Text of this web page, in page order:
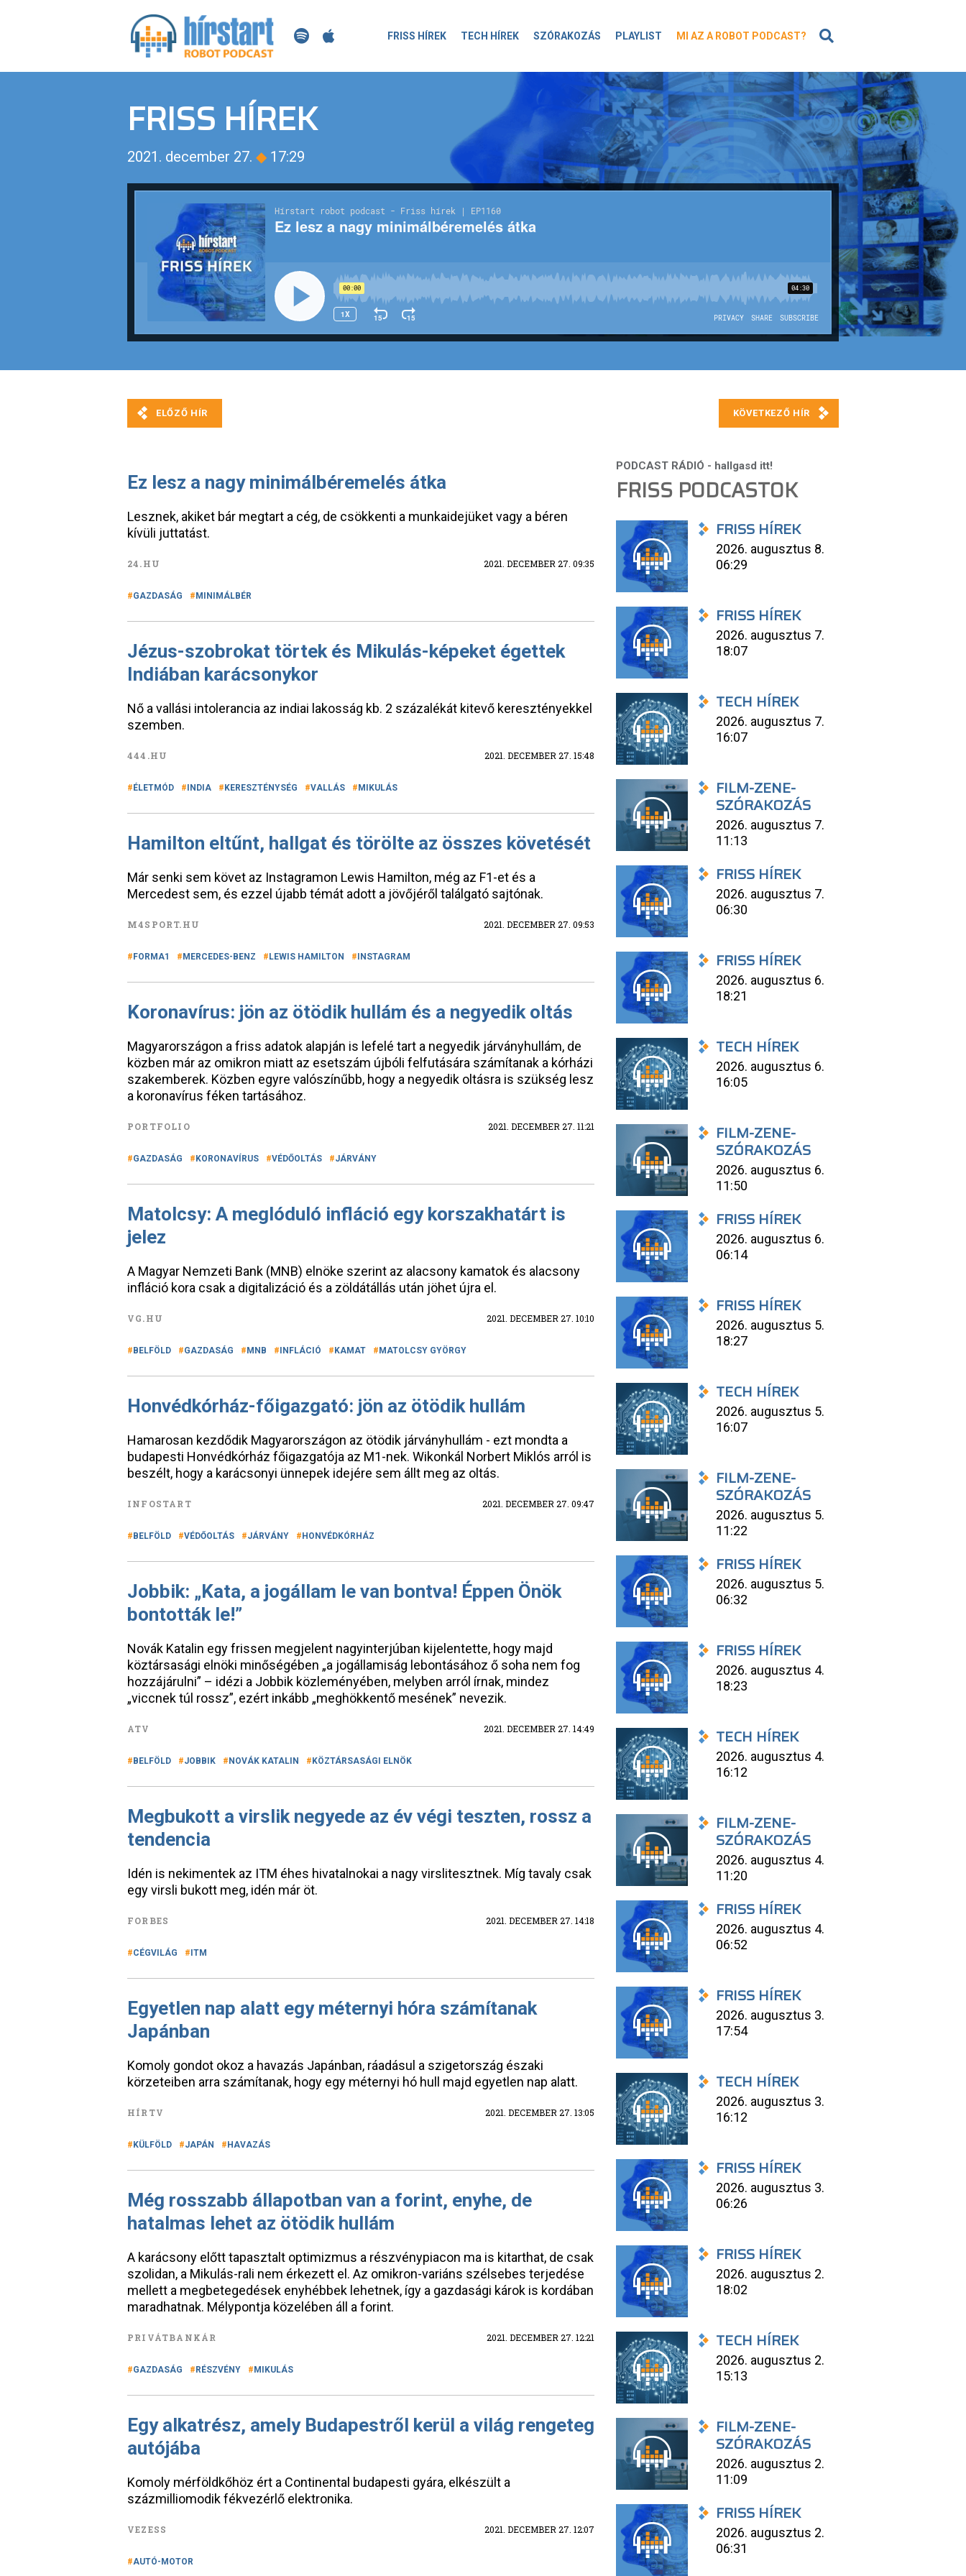
FRISS HÍREK TECH HÍREK SZÓRAKOZÁS PLAYLIST MI AZ A ROBOT PODCAST?
FRISS HÍREK
2021. december 27. ◆ 17:29
Ez lesz a nagy minimálbéremelés átka
Lesznek, akiket bár megtart a cég, de csökkenti a munkaidejüket vagy a béren
kívüli juttatást.
24.HU 2021. DECEMBER 27. 09:35
GAZDASÁG MINIMÁLBÉR
Jézus-szobrokat törtek és Mikulás-képeket égettek
Indiában karácsonykor
Nő a vallási intolerancia az indiai lakosság kb. 2 százalékát kitevő keresztényekkel
szemben.
444.HU 2021. DECEMBER 27. 15:48
ÉLETMÓD INDIA KERESZTÉNYSÉG VALLÁS MIKULÁS
Hamilton eltűnt, hallgat és törölte az összes követését
Már senki sem követ az Instagramon Lewis Hamilton, még az F1-et és a
Mercedest sem, és ezzel újabb témát adott a jövőjéről találgató sajtónak.
M4SPORT.HU 2021. DECEMBER 27. 09:53
FORMA1 MERCEDES-BENZ LEWIS HAMILTON INSTAGRAM
Koronavírus: jön az ötödik hullám és a negyedik oltás
Magyarországon a friss adatok alapján is lefelé tart a negyedik járványhullám, de
közben már az omikron miatt az esetszám újbóli felfutására számítanak a kórházi
szakemberek. Közben egyre valószínűbb, hogy a negyedik oltásra is szükség lesz
a koronavírus féken tartásához.
PORTFOLIO 2021. DECEMBER 27. 11:21
GAZDASÁG KORONAVÍRUS VÉDŐOLTÁS JÁRVÁNY
Matolcsy: A meglóduló infláció egy korszakhatárt is
jelez
A Magyar Nemzeti Bank (MNB) elnöke szerint az alacsony kamatok és alacsony
infláció kora csak a digitalizáció és a zöldátállás után jöhet újra el.
VG.HU 2021. DECEMBER 27. 10:10
BELFÖLD GAZDASÁG MNB INFLÁCIÓ KAMAT MATOLCSY GYÖRGY
Honvédkórház-főigazgató: jön az ötödik hullám
Hamarosan kezdődik Magyarországon az ötödik járványhullám - ezt mondta a
budapesti Honvédkórház főigazgatója az M1-nek. Wikonkál Norbert Miklós arról is
beszélt, hogy a karácsonyi ünnepek idejére sem állt meg az oltás.
INFOSTART 2021. DECEMBER 27. 09:47
BELFÖLD VÉDŐOLTÁS JÁRVÁNY HONVÉDKÓRHÁZ
Jobbik: „Kata, a jogállam le van bontva! Éppen Önök
bontották le!”
Novák Katalin egy frissen megjelent nagyinterjúban kijelentette, hogy majd
köztársasági elnöki minőségében „a jogállamiság lebontásához ő soha nem fog
hozzájárulni” – idézi a Jobbik közleményében, melyben arról írnak, mindez
„viccnek túl rossz”, ezért inkább „meghökkentő mesének” nevezik.
ATV 2021. DECEMBER 27. 14:49
BELFÖLD JOBBIK NOVÁK KATALIN KÖZTÁRSASÁGI ELNÖK
Megbukott a virslik negyede az év végi teszten, rossz a
tendencia
Idén is nekimentek az ITM éhes hivatalnokai a nagy virslitesztnek. Míg tavaly csak
egy virsli bukott meg, idén már öt.
FORBES 2021. DECEMBER 27. 14:18
CÉGVILÁG ITM
Egyetlen nap alatt egy méternyi hóra számítanak
Japánban
Komoly gondot okoz a havazás Japánban, ráadásul a szigetország északi
körzeteiben arra számítanak, hogy egy méternyi hó hull majd egyetlen nap alatt.
HÍRTV 2021. DECEMBER 27. 13:05
KÜLFÖLD JAPÁN HAVAZÁS
Még rosszabb állapotban van a forint, enyhe, de
hatalmas lehet az ötödik hullám
A karácsony előtt tapasztalt optimizmus a részvénypiacon ma is kitarthat, de csak
szolidan, a Mikulás-rali nem érkezett el. Az omikron-variáns szélsebes terjedése
mellett a megbetegedések enyhébbek lehetnek, így a gazdasági károk is kordában
maradhatnak. Mélypontja közelében áll a forint.
PRIVÁTBANKÁR 2021. DECEMBER 27. 12:21
GAZDASÁG RÉSZVÉNY MIKULÁS
Egy alkatrész, amely Budapestről kerül a világ rengeteg
autójába
Komoly mérföldkőhöz ért a Continental budapesti gyára, elkészült a
százmilliomodik fékvezérlő elektronika.
VEZESS 2021. DECEMBER 27. 12:07
AUTÓ-MOTOR
FRISS PODCASTOK
FRISS HÍREK
2026. augusztus 8.
06:29
FRISS HÍREK
2026. augusztus 7.
18:07
TECH HÍREK
2026. augusztus 7.
16:07
FILM-ZENE-
SZÓRAKOZÁS
2026. augusztus 7.
11:13
FRISS HÍREK
2026. augusztus 7.
06:30
FRISS HÍREK
2026. augusztus 6.
18:21
TECH HÍREK
2026. augusztus 6.
16:05
FILM-ZENE-
SZÓRAKOZÁS
2026. augusztus 6.
11:50
FRISS HÍREK
2026. augusztus 6.
06:14
FRISS HÍREK
2026. augusztus 5.
18:27
TECH HÍREK
2026. augusztus 5.
16:07
FILM-ZENE-
SZÓRAKOZÁS
2026. augusztus 5.
11:22
FRISS HÍREK
2026. augusztus 5.
06:32
FRISS HÍREK
2026. augusztus 4.
18:23
TECH HÍREK
2026. augusztus 4.
16:12
FILM-ZENE-
SZÓRAKOZÁS
2026. augusztus 4.
11:20
FRISS HÍREK
2026. augusztus 4.
06:52
FRISS HÍREK
2026. augusztus 3.
17:54
TECH HÍREK
2026. augusztus 3.
16:12
FRISS HÍREK
2026. augusztus 3.
06:26
FRISS HÍREK
2026. augusztus 2.
18:02
TECH HÍREK
2026. augusztus 2.
15:13
FILM-ZENE-
SZÓRAKOZÁS
2026. augusztus 2.
11:09
FRISS HÍREK
2026. augusztus 2.
06:31